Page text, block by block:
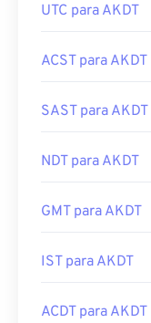
UTC para AKDT
ACST para AKDT
SAST para AKDT
NDT para AKDT
GMT para AKDT
IST para AKDT
ACDT para AKDT